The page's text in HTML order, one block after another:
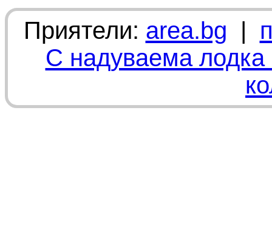
Приятели: area.bg |
С надуваема лодка